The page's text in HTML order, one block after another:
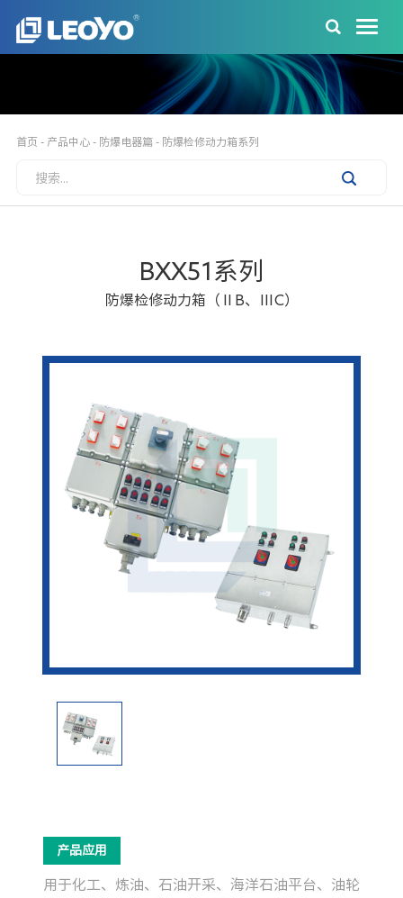
首页 - 产品中心- 防爆电器篇- 防爆检修动力箱系列
BXX51系列
防爆检修动力箱（ⅡB、ⅢC）
产品应用
用于化工、炼油、石油开采、海洋石油平台、油轮